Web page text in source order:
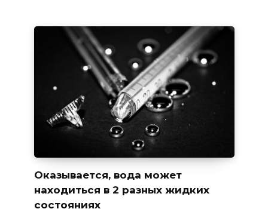
Оказывается, вода может
находиться в 2 разных жидких
состояниях